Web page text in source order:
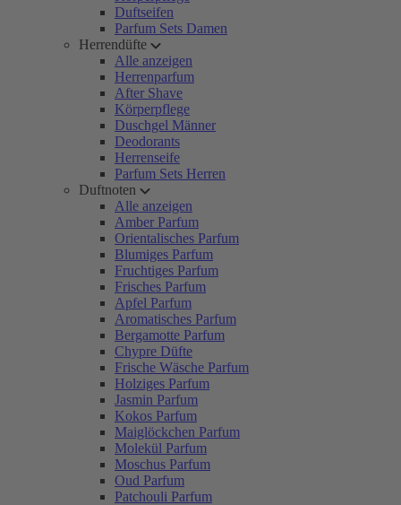
Duftseifen
Parfum Sets Damen
Herrendüfte
Alle anzeigen
Herrenparfum
After Shave
Körperpflege
Duschgel Männer
Deodorants
Herrenseife
Parfum Sets Herren
Duftnoten
Alle anzeigen
Amber Parfum
Orientalisches Parfum
Blumiges Parfum
Fruchtiges Parfum
Frisches Parfum
Apfel Parfum
Aromatisches Parfum
Bergamotte Parfum
Chypre Düfte
Frische Wäsche Parfum
Holziges Parfum
Jasmin Parfum
Kokos Parfum
Maiglöckchen Parfum
Molekül Parfum
Moschus Parfum
Oud Parfum
Patchouli Parfum